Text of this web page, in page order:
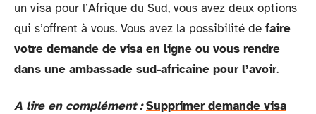
un visa pour l’Afrique du Sud, vous avez deux options
qui s’offrent à vous. Vous avez la possibilité de faire
votre demande de visa en ligne ou vous rendre
dans une ambassade sud-africaine pour l’avoir.
A lire en complément : Supprimer demande visa